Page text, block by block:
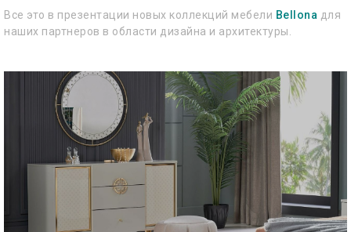
Все это в презентации новых коллекций мебели Bellona для
наших партнеров в области дизайна и архитектуры.